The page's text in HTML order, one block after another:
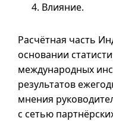
Влияние.
Расчётная часть
основании
международных
результатов
мнения
с сетью